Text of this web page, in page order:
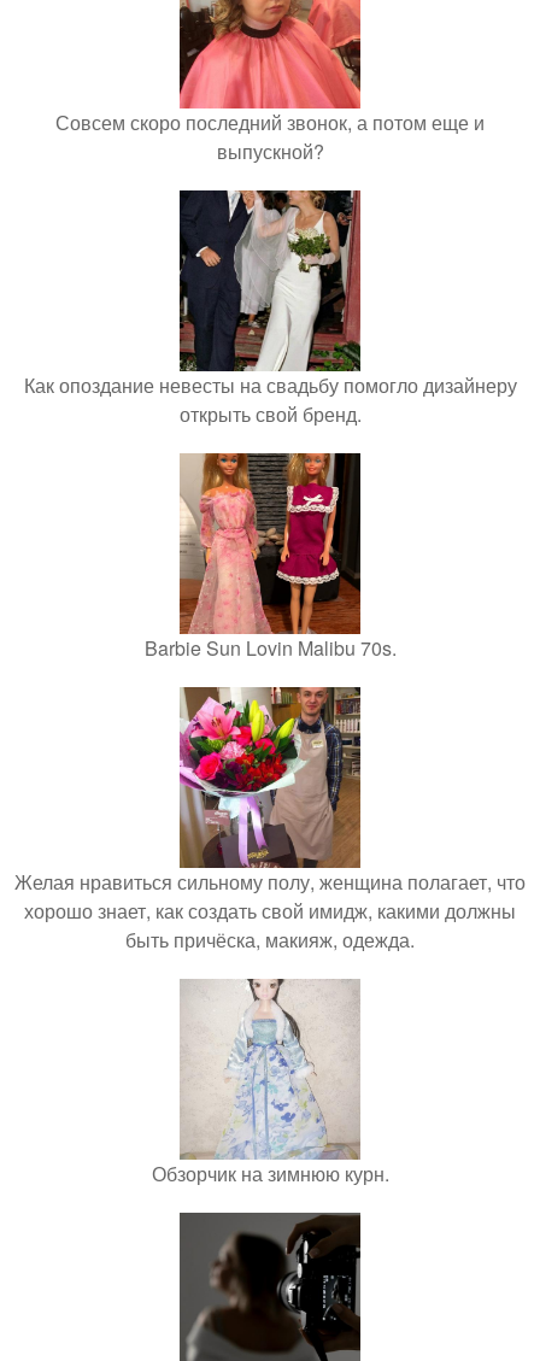
Совсем скоро последний звонок, а потом еще и
выпускной?
Как опоздание невесты на свадьбу помогло дизайнеру
открыть свой бренд.
Barbie Sun Lovin Malibu 70s.
Желая нравиться сильному полу, женщина полагает, что
хорошо знает, как создать свой имидж, какими должны
быть причёска, макияж, одежда.
Обзорчик на зимнюю курн.